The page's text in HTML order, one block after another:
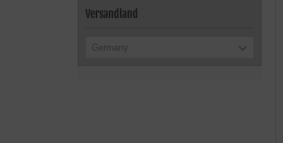
Versandland
Germany